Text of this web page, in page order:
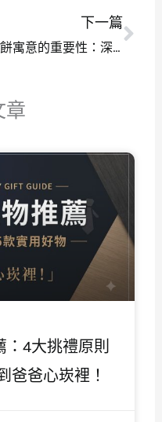
下一篇
月餅寓意的重要性：深入探究中國傳統糕點背後的象徵意義
下
章
4大挑禮原則
爸爸心崁裡！
面 面